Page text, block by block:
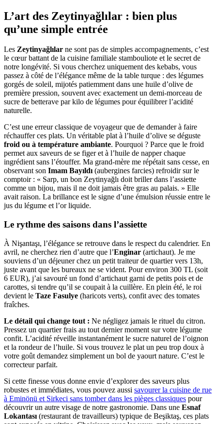
L’art des Zeytinyağlılar : bien plus
qu’une simple entrée
Les Zeytinyağlılar ne sont pas de simples accompagnements, c’est
le cœur battant de la cuisine familiale stambouliote et le secret de
notre longévité. Si vous cherchez uniquement des kebabs, vous
passez à côté de l’élégance même de la table turque : des légumes
gorgés de soleil, mijotés patiemment dans une huile d’olive de
première pression, souvent avec exactement un demi-morceau de
sucre de betterave par kilo de légumes pour équilibrer l’acidité
naturelle.
C’est une erreur classique de voyageur que de demander à faire
réchauffer ces plats. Un véritable plat à l’huile d’olive se déguste
froid ou à température ambiante. Pourquoi ? Parce que le froid
permet aux saveurs de se figer et à l’huile de napper chaque
ingrédient sans l’étouffer. Ma grand-mère me répétait sans cesse, en
observant son Imam Bayıldı(aubergines farcies) refroidir sur le
comptoir : « Sarp, un bon Zeytinyağlı doit briller dans l’assiette
comme un bijou, mais il ne doit jamais être gras au palais. » Elle
avait raison. La brillance est le signe d’une émulsion réussie entre le
jus du légume et l’or liquide.
Le rythme des saisons dans l’assiette
À Nişantaşı, l’élégance se retrouve dans le respect du calendrier. En
avril, ne cherchez rien d’autre que l’Enginar (artichaut). Je me
souviens d’un déjeuner chez un petit traiteur de quartier vers 13h,
juste avant que les bureaux ne se vident. Pour environ 300 TL (soit
6 EUR), j’ai savouré un fond d’artichaut garni de petits pois et de
carottes, si tendre qu’il se coupait à la cuillère. En plein été, le roi
devient le Taze Fasulye (haricots verts), confit avec des tomates
fraîches.
Le détail qui change tout : Ne négligez jamais le rituel du citron.
Pressez un quartier frais au tout dernier moment sur votre légume
confit. L’acidité réveille instantanément le sucre naturel de l’oignon
et la rondeur de l’huile. Si vous trouvez le plat un peu trop doux à
votre goût demandez simplement un bol de yaourt nature. C’est le
correcteur parfait.
Si cette finesse vous donne envie d’explorer des saveurs plus
robustes et immédiates, vous pouvez aussi savourer la cuisine de rue
à Eminönü et Sirkeci sans tomber dans les pièges classiques pour
découvrir un autre visage de notre gastronomie. Dans une Esnaf
Lokantası (restaurant de travailleurs) typique de Beşiktaş, ces plats